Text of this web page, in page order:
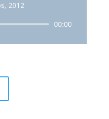
2012
00:00